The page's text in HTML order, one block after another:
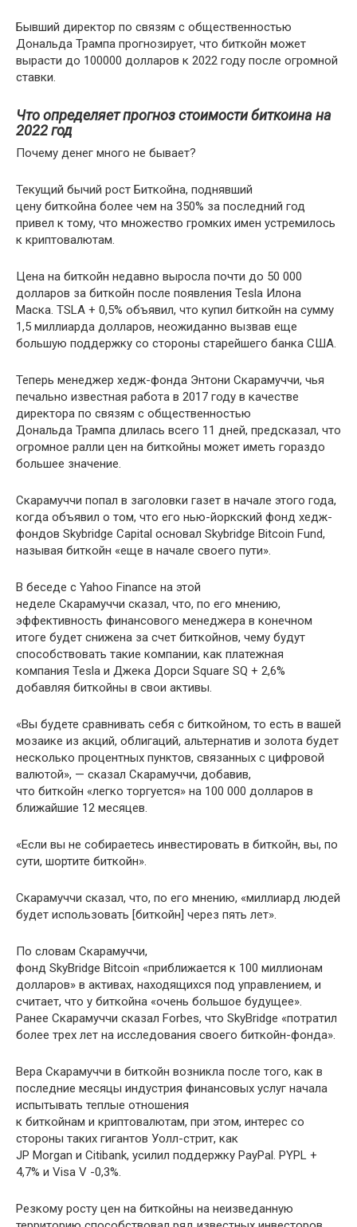
Бывший директор по связям с общественностью
Дональда Трампа прогнозирует, что биткойн может
вырасти до 100000 долларов к 2022 году после огромной
ставки.
Что определяет прогноз стоимости биткоина на
2022 год
Почему денег много не бывает?
Текущий бычий рост Биткойна, поднявший
цену биткойна более чем на 350% за последний год
привел к тому, что множество громких имен устремилось
к криптовалютам.
Цена на биткойн недавно выросла почти до 50 000
долларов за биткойн после появления Tesla Илона
Маска. TSLA + 0,5% объявил, что купил биткойн на сумму
1,5 миллиарда долларов, неожиданно вызвав еще
большую поддержку со стороны старейшего банка США.
Теперь менеджер хедж-фонда Энтони Скарамуччи, чья
печально известная работа в 2017 году в качестве
директора по связям с общественностью
Дональда Трампа длилась всего 11 дней, предсказал, что
огромное ралли цен на биткойны может иметь гораздо
большее значение.
Скарамуччи попал в заголовки газет в начале этого года,
когда объявил о том, что его нью-йоркский фонд хедж-
фондов Skybridge Capital основал Skybridge Bitcoin Fund,
называя биткойн «еще в начале своего пути».
В беседе с Yahoo Finance на этой
неделе Скарамуччи сказал, что, по его мнению,
эффективность финансового менеджера в конечном
итоге будет снижена за счет биткойнов, чему будут
способствовать такие компании, как платежная
компания Tesla и Джека Дорси Square SQ + 2,6%
добавляя биткойны в свои активы.
«Вы будете сравнивать себя с биткойном, то есть в вашей
мозаике из акций, облигаций, альтернатив и золота будет
несколько процентных пунктов, связанных с цифровой
валютой», — сказал Скарамуччи, добавив,
что биткойн «легко торгуется» на 100 000 долларов в
ближайшие 12 месяцев.
«Если вы не собираетесь инвестировать в биткойн, вы, по
сути, шортите биткойн».
Скарамуччи сказал, что, по его мнению, «миллиард людей
будет использовать [биткойн] через пять лет».
По словам Скарамуччи,
фонд SkyBridge Bitcoin «приближается к 100 миллионам
долларов» в активах, находящихся под управлением, и
считает, что у биткойна «очень большое будущее».
Ранее Скарамуччи сказал Forbes, что SkyBridge «потратил
более трех лет на исследования своего биткойн-фонда».
Вера Скарамуччи в биткойн возникла после того, как в
последние месяцы индустрия финансовых услуг начала
испытывать теплые отношения
к биткойнам и криптовалютам, при этом, интерес со
стороны таких гигантов Уолл-стрит, как
JP Morgan и Citibank, усилил поддержку PayPal. PYPL +
4,7% и Visa V -0,3%.
Резкому росту цен на биткойны на неизведанную